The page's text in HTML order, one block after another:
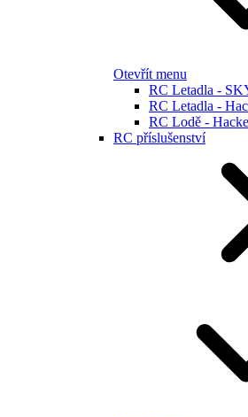
Otevřít menu
RC Letadla -
RC Letadla -
RC Lodě -
RC příslušenství